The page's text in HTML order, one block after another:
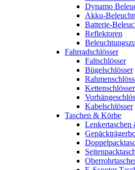
Dynamo
Akku-
Batterie-
Reflektoren
Fahrradschlösser
Faltschlösser
Bügelschlösser
Kettenschlösser
Kabelschlösser
Taschen & Körbe
Lenkertaschen